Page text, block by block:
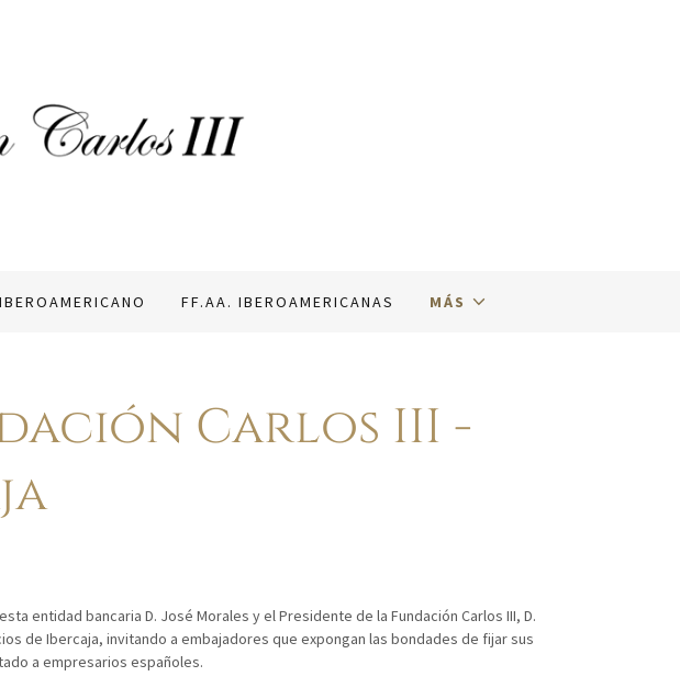
FF.AA. IBEROAMERICANAS MÁS
Carlos III -
entidad bancaria D. José Morales y el Presidente de la Fundación Carlos III, D.
de Ibercaja, invitando a embajadores que expongan las bondades de fijar sus
a empresarios españoles.